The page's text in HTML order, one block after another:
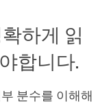
하게 읽
합니다.
분수를 이해해